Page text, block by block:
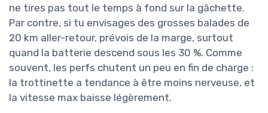
ne tires pas tout le temps à fond sur la gâchette.
Par contre, si tu envisages des grosses balades de
20 km aller-retour, prévois de la marge, surtout
quand la batterie descend sous les 30 %. Comme
souvent, les perfs chutent un peu en fin de charge :
la trottinette a tendance à être moins nerveuse, et
la vitesse max baisse légèrement.